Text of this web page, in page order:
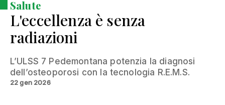
Salute
L'eccellenza è senza
radiazioni
L’ULSS 7 Pedemontana potenzia la diagnosi
dell’osteoporosi con la tecnologia R.E.M.S.
22 gen 2026